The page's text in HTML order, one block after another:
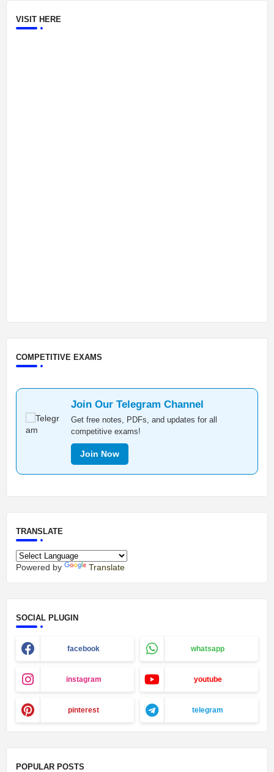
VISIT HERE
COMPETITIVE EXAMS
Join Our Telegram Channel
Get free notes, PDFs, and updates for all
competitive exams!
Join Now
TRANSLATE
Powered by Translate
SOCIAL PLUGIN
facebook whatsapp
instagram youtube
pinterest telegram
POPULAR POSTS